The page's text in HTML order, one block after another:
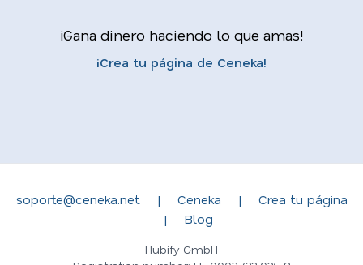
¡Gana dinero haciendo lo que amas!
¡Crea tu página de Ceneka!
soporte@ceneka.net | Ceneka |
Crea tu página
|
Blog
Hubify GmbH